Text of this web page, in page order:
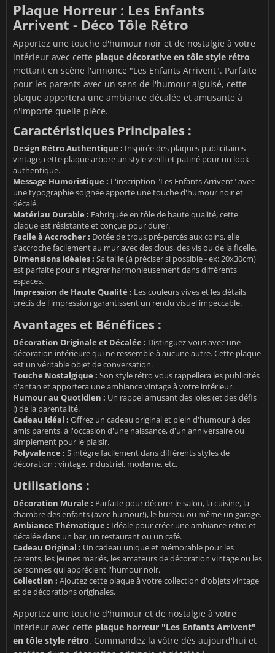
Plaque Horreur : Les Enfants
Arrivent - Déco Tôle Rétro
Apportez une touche d'humour noir et de nostalgie à votre
intérieur avec cette plaque décorative en tôle style rétro
mettant en scène l'annonce "Les Enfants Arrivent". Parfaite
pour les parents avec un sens de l'humour aiguisé, cette
plaque apportera une ambiance décalée et amusante à
n'importe quelle pièce.
Caractéristiques Principales :
Design Rétro Authentique : Inspirée des plaques publicitaires
vintage, cette plaque arbore un style vieilli et patiné pour un look
authentique.
Message Humoristique : L'inscription "Les Enfants Arrivent" avec
une typographie soignée apporte une touche d'humour noir et
décalé.
Matériau Durable : Fabriquée en tôle de haute qualité, cette
plaque est résistante et conçue pour durer.
Facile à Accrocher : Dotée de trous pré-percés aux coins, elle
s'accroche facilement au mur avec des clous, des vis ou de la ficelle.
Dimensions Idéales : Sa taille (à préciser si possible - ex: 20x30cm)
est parfaite pour s'intégrer harmonieusement dans différents
espaces.
Impression de Haute Qualité : Les couleurs vives et les détails
précis de l'impression garantissent un rendu visuel impeccable.
Avantages et Bénéfices :
Décoration Originale et Décalée : Distinguez-vous avec une
décoration intérieure qui ne ressemble à aucune autre. Cette plaque
est un véritable objet de conversation.
Touche Nostalgique : Son style rétro vous rappellera les publicités
d'antan et apportera une ambiance vintage à votre intérieur.
Humour au Quotidien : Un rappel amusant des joies (et des défis
!) de la parentalité.
Cadeau Idéal : Offrez un cadeau original et plein d'humour à des
amis parents, à l'occasion d'une naissance, d'un anniversaire ou
simplement pour le plaisir.
Polyvalence : S'intègre facilement dans différents styles de
décoration : vintage, industriel, moderne, etc.
Utilisations :
Décoration Murale : Parfaite pour décorer le salon, la cuisine, la
chambre des enfants (avec humour!), le bureau ou même un garage.
Ambiance Thématique : Idéale pour créer une ambiance rétro et
décalée dans un bar, un restaurant ou un café.
Cadeau Original : Un cadeau unique et mémorable pour les
parents, les jeunes mariés, les amateurs de décoration vintage ou les
personnes qui apprécient l'humour noir.
Collection : Ajoutez cette plaque à votre collection d'objets vintage
et de décorations originales.
Apportez une touche d'humour et de nostalgie à votre
intérieur avec cette plaque horreur "Les Enfants Arrivent"
en tôle style rétro. Commandez la vôtre dès aujourd'hui et